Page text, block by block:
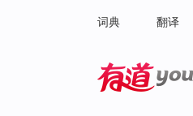
词典 翻译